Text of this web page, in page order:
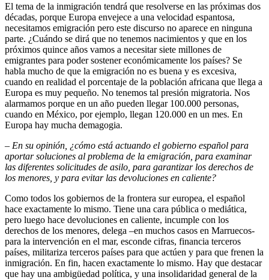
El tema de la inmigración tendrá que resolverse en las próximas dos
décadas, porque Europa envejece a una velocidad espantosa,
necesitamos emigración pero este discurso no aparece en ninguna
parte. ¿Cuándo se dirá que no tenemos nacimientos y que en los
próximos quince años vamos a necesitar siete millones de
emigrantes para poder sostener económicamente los países? Se
habla mucho de que la emigración no es buena y es excesiva,
cuando en realidad el porcentaje de la población africana que llega a
Europa es muy pequeño. No tenemos tal presión migratoria. Nos
alarmamos porque en un año pueden llegar 100.000 personas,
cuando en México, por ejemplo, llegan 120.000 en un mes. En
Europa hay mucha demagogia.
– En su opinión, ¿cómo está actuando el gobierno español para
aportar soluciones al problema de la emigración, para examinar
las diferentes solicitudes de asilo, para garantizar los derechos de
los menores, y para evitar las devoluciones en caliente?
Como todos los gobiernos de la frontera sur europea, el español
hace exactamente lo mismo. Tiene una cara pública o mediática,
pero luego hace devoluciones en caliente, incumple con los
derechos de los menores, delega –en muchos casos en Marruecos-
para la intervención en el mar, esconde cifras, financia terceros
países, militariza terceros países para que actúen y para que frenen la
inmigración. En fin, hacen exactamente lo mismo. Hay que destacar
que hay una ambigüedad política, y una insolidaridad general de la